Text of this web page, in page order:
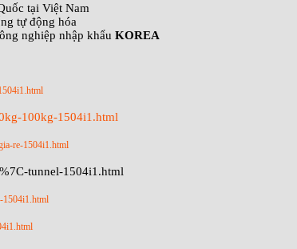
tại Việt Nam
tự động hóa
nghiệp nhập khẩu KOREA
100kg-1504i1.html
re-1504i1.html
tunnel-1504i1.html
1504i1.html